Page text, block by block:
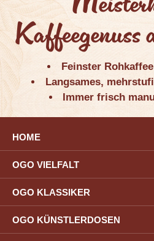
Kaffeegenuss
Feinster
Langsames,
Immer frisch
HOME
OGO VIELFALT
OGO KLASSIKER
OGO KÜNSTLERDOSEN